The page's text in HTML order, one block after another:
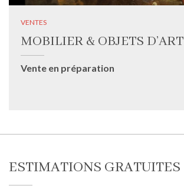
VENTES
MOBILIER & OBJETS D’ART
Vente en préparation
ESTIMATIONS GRATUITES